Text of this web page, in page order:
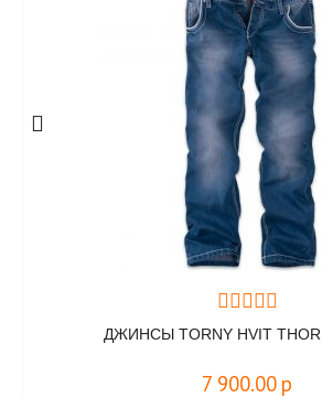
ДЖИНСЫ TORNY HVIT THOR
7 900.00 р